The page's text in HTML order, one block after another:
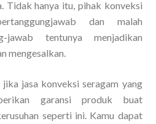
Tidak hanya itu, pihak konveksi
dan malah
jawab tentunya menjadikan
mengesalkan.
jasa konveksi seragam yang
garansi produk buat
seperti ini. Kamu dapat